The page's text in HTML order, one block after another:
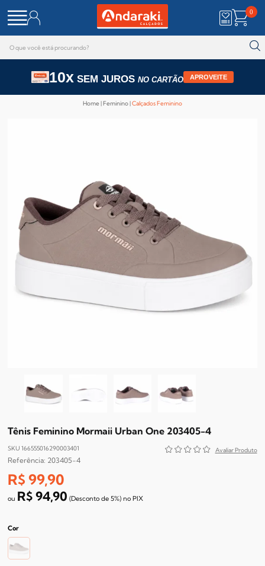
0
10x SEM JUROS NO CARTÃO APROVEITE
Home Feminino Calçados Feminino
Tênis Feminino Mormaii Urban One 203405-4
SKU 166555016290003401
203405-4
R$ 99,90
R$ 94,90 (Desconto de 5%) no PIX
Cor